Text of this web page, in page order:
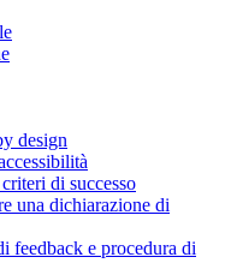
design
di successo
una dichiarazione di
feedback e procedura di